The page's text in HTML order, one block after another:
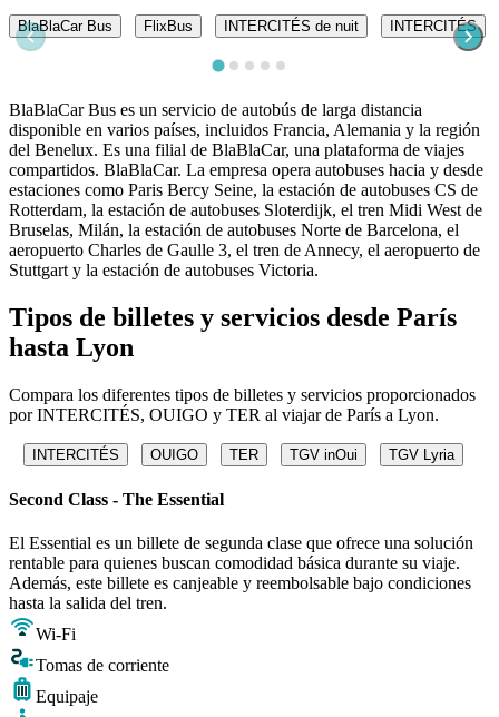
BlaBlaCar Bus FlixBus INTERCITÉS de nuit INTERCITÉS
BlaBlaCar Bus es un servicio de autobús de larga distancia
disponible en varios países, incluidos Francia, Alemania y la región
del Benelux. Es una filial de BlaBlaCar, una plataforma de viajes
compartidos. BlaBlaCar. La empresa opera autobuses hacia y desde
estaciones como Paris Bercy Seine, la estación de autobuses CS de
Rotterdam, la estación de autobuses Sloterdijk, el tren Midi West de
Bruselas, Milán, la estación de autobuses Norte de Barcelona, ​​el
aeropuerto Charles de Gaulle 3, el tren de Annecy, el aeropuerto de
Stuttgart y la estación de autobuses Victoria.
Tipos de billetes y servicios desde París
hasta Lyon
Compara los diferentes tipos de billetes y servicios proporcionados
por INTERCITÉS, OUIGO y TER al viajar de París a Lyon.
INTERCITÉS OUIGO TER TGV inOui TGV Lyria
Second Class - The Essential
El Essential es un billete de segunda clase que ofrece una solución
rentable para quienes buscan comodidad básica durante su viaje.
Además, este billete es canjeable y reembolsable bajo condiciones
hasta la salida del tren.
Wi-Fi
Tomas de corriente
Equipaje